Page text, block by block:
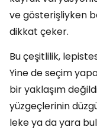
ve gösterişliyken
dikkat çeker.
Bu çeşitlilik,
Yine de seçim
bir yaklaşım
yüzgeçlerinin
leke ya da yara